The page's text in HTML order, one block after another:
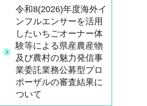
令和8(2026)年度海外イ
ンフルエンサーを活用
したいちごオーナー体
験等による県産農産物
及び農村の魅力発信事
業委託業務公募型プロ
ポーザルの審査結果に
ついて